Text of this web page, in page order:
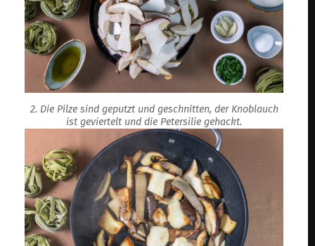
2. Die Pilze sind geputzt und geschnitten, der Knoblauch
ist geviertelt und die Petersilie gehackt.